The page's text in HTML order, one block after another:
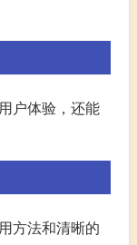
户体验，还能
方法和清晰的